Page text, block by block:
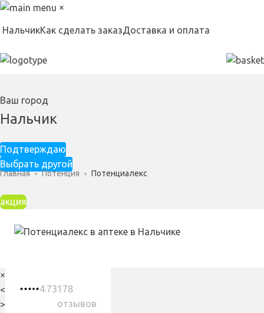
×
НальчикКак сделать заказДоставка и оплата
Ваш город
Нальчик
Подтверждаю
Выбрать другой
Главная Потенция Потенциалекс
акция
×
<
>
4.73178
отзывов